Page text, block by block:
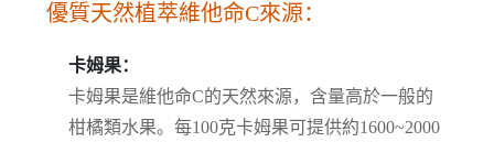
優質天然植萃維他命C來源：
卡姆果：
卡姆果是維他命C的天然來源，含量高於一般的
柑橘類水果。每100克卡姆果可提供約1600~2000